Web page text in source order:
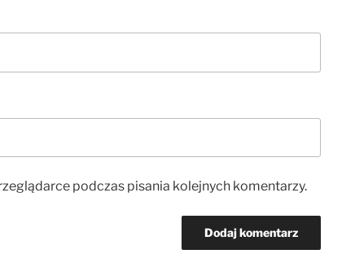
podczas pisania kolejnych komentarzy.